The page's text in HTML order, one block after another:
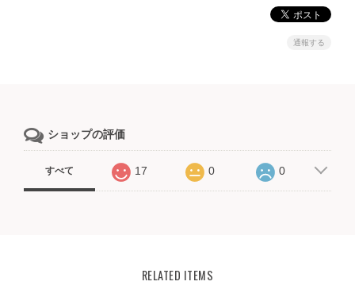
通報する
ショップの評価
すべて 17 0 0
RELATED ITEMS